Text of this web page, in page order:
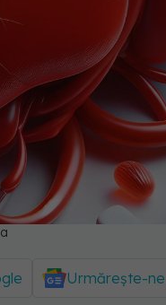
Urmărește-